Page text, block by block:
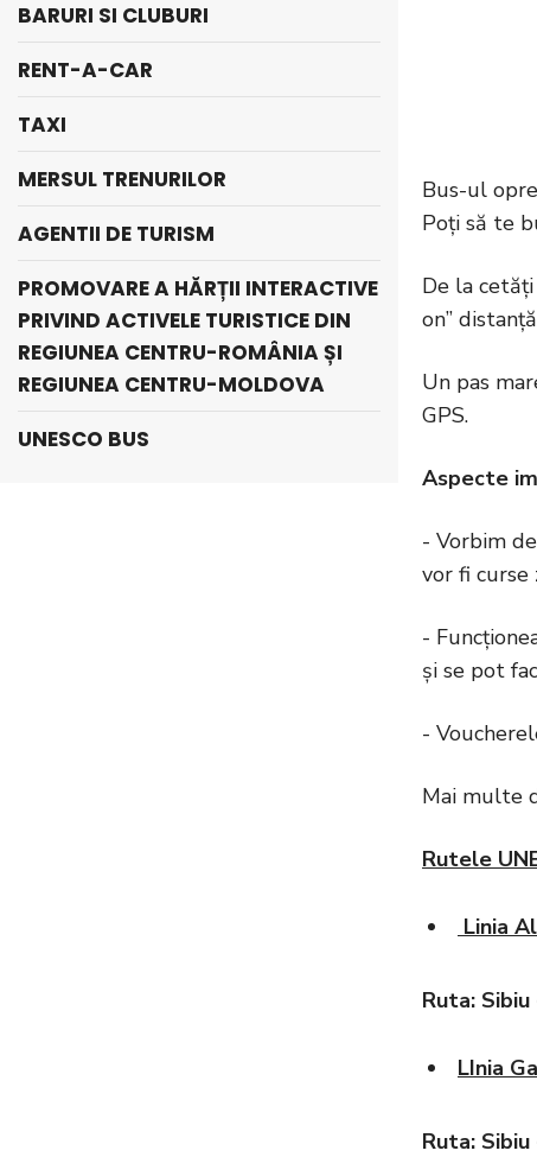
Bus-ul
Poți să te
De la
on”
Un pas
GPS.
Aspecte
- Vorbim
vor fi curse
-
și se pot
-
Mai multe
Rutele
Linia
Ruta: Sibiu
LInia
Ruta: Sibiu
BARURI SI CLUBURI
RENT-A-CAR
TAXI
MERSUL TRENURILOR
AGENTII DE TURISM
PROMOVARE A HĂRȚII INTERACTIVE
PRIVIND ACTIVELE TURISTICE DIN
REGIUNEA CENTRU-ROMÂNIA ȘI
REGIUNEA CENTRU-MOLDOVA
UNESCO BUS